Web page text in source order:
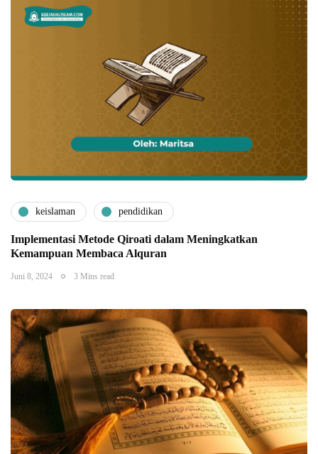
keislaman pendidikan
Implementasi Metode Qiroati dalam Meningkatkan
Kemampuan Membaca Alquran
Juni 8, 2024 3 Mins read